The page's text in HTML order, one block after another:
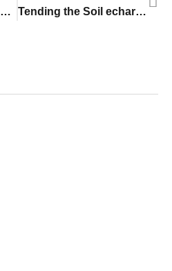
Esperanza United Celebra Avance de HF4417 y Pide Apoyo a SF4258 Tending the Soil echará raíces en el centro Rise Up